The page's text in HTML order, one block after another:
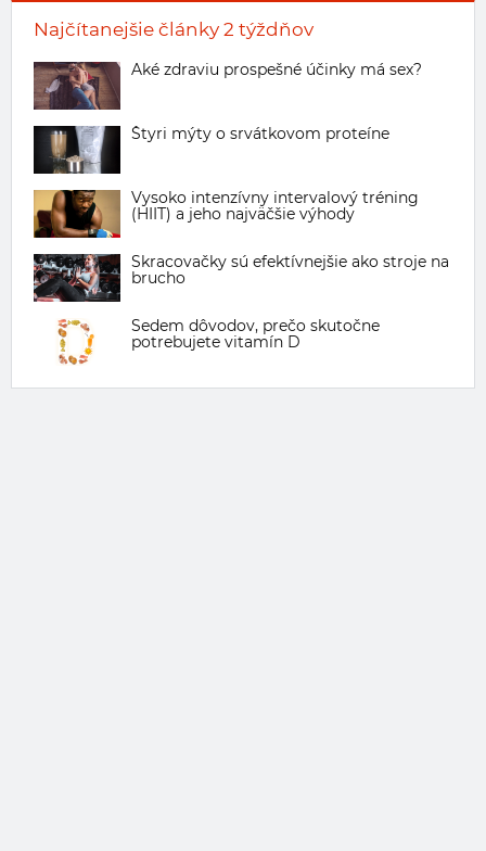
Najčítanejšie články 2 týždňov
Aké zdraviu prospešné účinky má sex?
Štyri mýty o srvátkovom proteíne
Vysoko intenzívny intervalový tréning
(HIIT) a jeho najväčšie výhody
Skracovačky sú efektívnejšie ako stroje na
brucho
Sedem dôvodov, prečo skutočne
potrebujete vitamín D